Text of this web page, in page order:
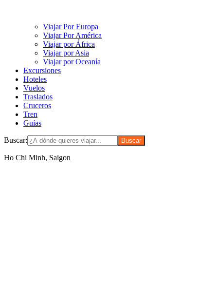
Viajar Por Europa
Viajar Por América
Viajar por África
Viajar por Asia
Viajar por Oceanía
Excursiones
Hoteles
Vuelos
Traslados
Cruceros
Tren
Guías
Buscar:
Ho Chi Minh, Saigon